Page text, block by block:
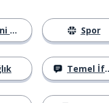
Spor
Temel İfadeler